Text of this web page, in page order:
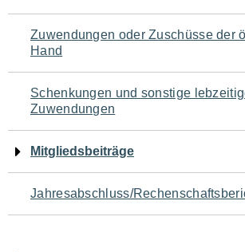
Zuwendungen oder Zuschüsse der
Hand
Schenkungen und sonstige
Zuwendungen
Mitgliedsbeiträge
Jahresabschluss/